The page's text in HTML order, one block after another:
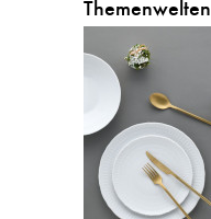
Themenwelten